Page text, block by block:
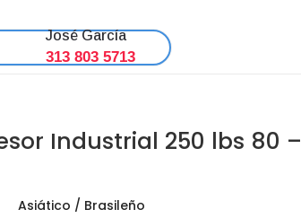
José García
313 803 5713
Industrial 250 lbs 80 –
Asiático / Brasileño